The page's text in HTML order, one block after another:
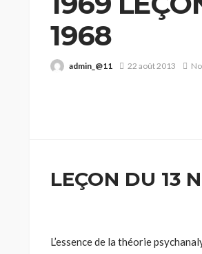
1968
admin_@11 22 août 2013
LEÇON DU 13
L’essence de la théorie